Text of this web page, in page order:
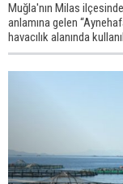
Muğla'nın Milas
anlamına gelen
havacılık alanında